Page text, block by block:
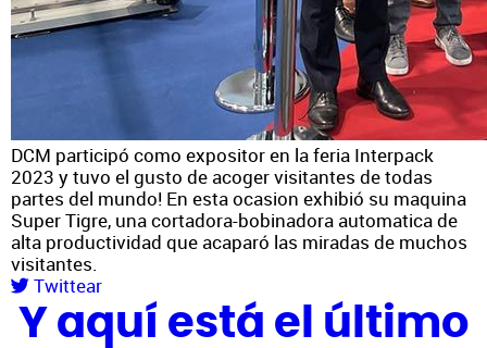
DCM participó como expositor en la feria Interpack
2023 y tuvo el gusto de acoger visitantes de todas
partes del mundo! En esta ocasion exhibió su maquina
Super Tigre, una cortadora-bobinadora automatica de
alta productividad que acaparó las miradas de muchos
visitantes.
Twittear
Y aquí está el último